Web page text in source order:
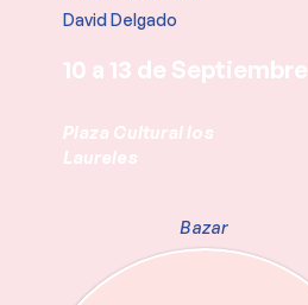
David Delgado
10 a 13 de Septiembre
Plaza Cultural los
Laureles
Bazar